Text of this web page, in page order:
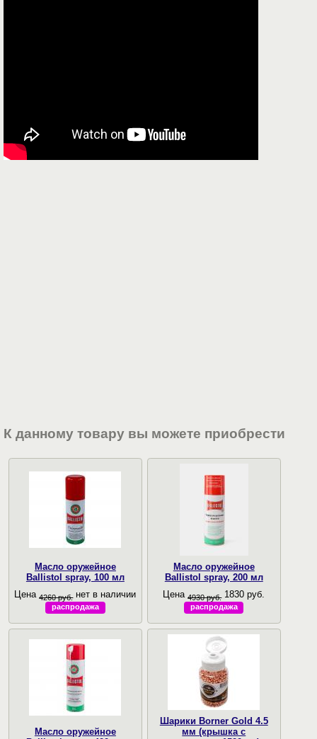
К данному товару вы можете приобрести
Масло оружейное
Ballistol spray, 100 мл
Цена 4260 руб. нет в наличии
распродажа
Масло оружейное
Ballistol spray, 200 мл
Цена 4930 руб. 1830 руб.
распродажа
Масло оружейное
Шарики Borner Gold 4.5
мм (крышка с